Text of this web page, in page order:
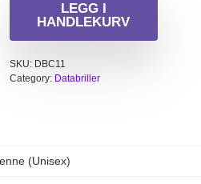
LEGG I
HANDLEKURV
SKU: DBC11
Category: Databriller
(Unisex)